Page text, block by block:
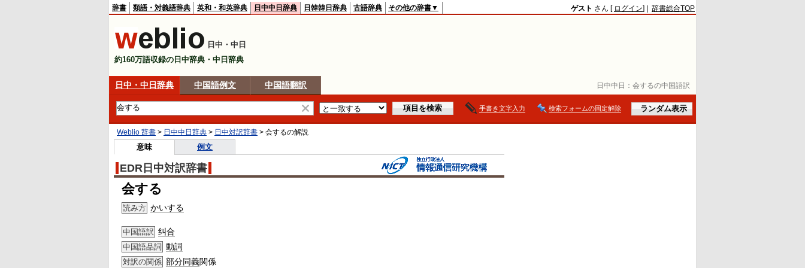
日中中日： 会するの中国語訳
辞書 類語・対義語辞典 英和・和英辞典 日中中日辞典 日韓韓日辞典 古語辞典 その他の辞書▼ ゲスト さん [ ログイン] | 辞書総合TOP
日中・中日
約160万語収録の日中辞典・中日辞典
日中・中日辞典 中国語例文 中国語翻訳
手書き文字入力 検索フォームの固定解除
Weblio 辞書 > 日中中日辞典 > 日中対訳辞書 > 会するの解説
意味 例文
EDR日中対訳辞書
会する
読み方 かいする
中国語訳 纠合
中国語品詞 動詞
対訳の関係 部分同義関係